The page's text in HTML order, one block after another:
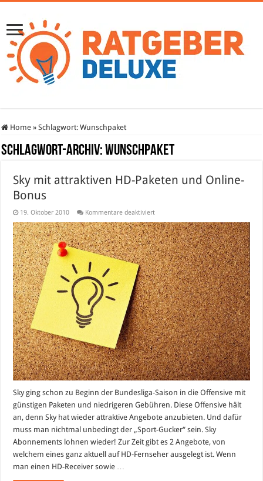
Home » Schlagwort:Wunschpaket
Schlagwort-Archiv:Wunschpaket
Sky mit attraktiven HD-Paketen und Online-
Bonus
19. Oktober 2010 Kommentare deaktiviertfür
mit
attraktiven
HD-
Paketen
und
Online-
Bonus
Sky ging schon zu Beginn der Bundesliga-Saison in die Offensive mit
günstigen Paketen und niedrigeren Gebühren. Diese Offensive hält
an, denn Sky hat wieder attraktive Angebote anzubieten. Und dafür
muss man nichtmal unbedingt der „Sport-Gucker“ sein. Sky
Abonnements lohnen wieder! Zur Zeit gibt es 2 Angebote, von
welchem eines ganz aktuell auf HD-Fernseher ausgelegt ist. Wenn
man einen HD-Receiver sowie …